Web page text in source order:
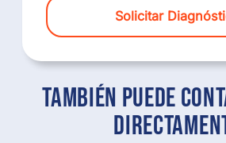
Solicitar
También puede